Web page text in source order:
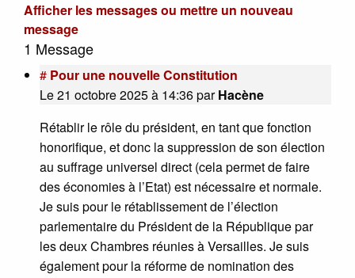
Afficher les messages ou mettre un nouveau
message
1 Message
# Pour une nouvelle Constitution
Le 21 octobre 2025 à 14:36parHacène
Rétablir le rôle du président, en tant que fonction
honorifique, et donc la suppression de son élection
au suffrage universel direct (cela permet de faire
des économies à l’Etat) est nécessaire et normale.
Je suis pour le rétablissement de l’élection
parlementaire du Président de la République par
les deux Chambres réunies à Versailles. Je suis
également pour la réforme de nomination des